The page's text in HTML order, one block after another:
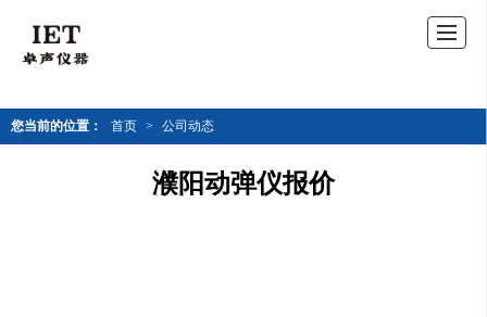
您当前的位置： 首页 > 公司动态
濮阳动弹仪报价